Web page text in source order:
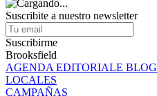
Suscribite a nuestro newsletter
Suscribirme
Brooksfield
AGENDA EDITORIALE BLOG
LOCALES
CAMPAÑAS